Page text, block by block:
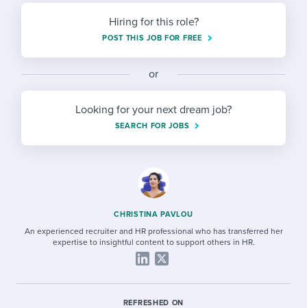
Developing & retaining people
Ensuring compliance
Finding and attracting people
Establishing an employer brand
Digitizing work processes
Candidate/employee experiences
Onboarding checklists
Step-by-step tutorials
HR terms
Workable Academy
Pay & benefits
Overall career resources
Hiring for this role?
POST THIS JOB FOR FREE
or
Looking for your next dream job?
SEARCH FOR JOBS
CHRISTINA PAVLOU
An experienced recruiter and HR professional who has transferred her
expertise to insightful content to support others in HR.
REFRESHED ON